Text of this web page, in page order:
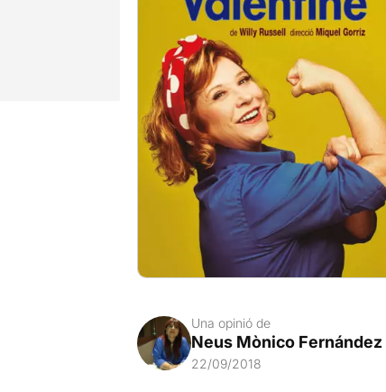
Una opinió de
Neus Mònico Fernández
22/09/2018